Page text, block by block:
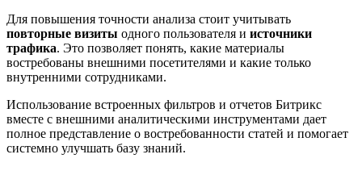
Для повышения точности анализа стоит учитывать
повторные визиты одного пользователя и источники
трафика. Это позволяет понять, какие материалы
востребованы внешними посетителями и какие только
внутренними сотрудниками.
Использование встроенных фильтров и отчетов Битрикс
вместе с внешними аналитическими инструментами дает
полное представление о востребованности статей и помогает
системно улучшать базу знаний.